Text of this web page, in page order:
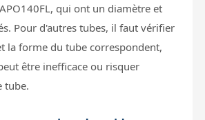
qui ont un diamètre et
Pour d'autres tubes, il faut vérifier
la forme du tube correspondent,
être inefficace ou risquer
tube.